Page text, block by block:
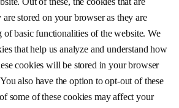
are stored on your browser as they are
basic functionalities of the website. We
that help us analyze and understand how
cookies will be stored in your browser
also have the option to opt-out of these
some of these cookies may affect your